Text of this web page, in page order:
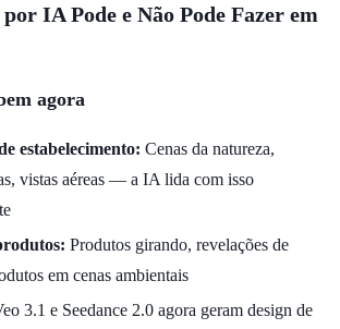
IA Pode e Não Pode Fazer em
agora
estabelecimento: Cenas da natureza,
vistas aéreas — a IA lida com isso
Produtos girando, revelações de
em cenas ambientais
3.1 e Seedance 2.0 agora geram design de